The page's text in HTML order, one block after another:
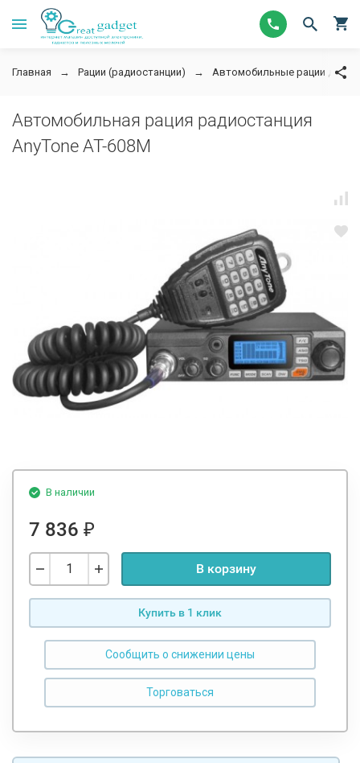
Главная Рации (радиостанции) Автомобильные рации для
Автомобильная рация радиостанция
AnyTone AT-608M
В наличии
7 836 ₽
В корзину
Купить в 1 клик
Сообщить о снижении цены